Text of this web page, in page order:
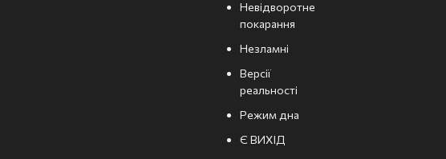
Невідворотне
покарання
Незламні
Версії
реальності
Режим дна
Є ВИХІД